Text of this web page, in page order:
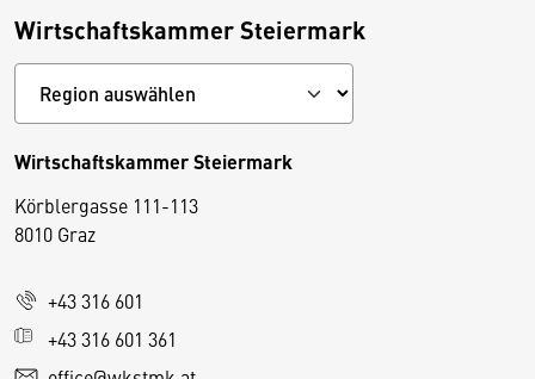
Wirtschaftskammer Steiermark
Wirtschaftskammer Steiermark
Körblergasse 111-113
8010 Graz
+43 316 601
+43 316 601 361
D
i
s
e
S